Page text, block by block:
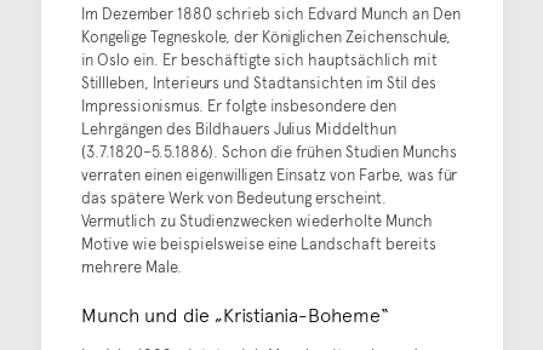
Im Dezember 1880 schrieb sich Edvard Munch an Den
Kongelige Tegneskole, der Königlichen Zeichenschule,
in Oslo ein. Er beschäftigte sich hauptsächlich mit
Stillleben, Interieurs und Stadtansichten im Stil des
Impressionismus. Er folgte insbesondere den
Lehrgängen des Bildhauers Julius Middelthun
(3.7.1820–5.5.1886). Schon die frühen Studien Munchs
verraten einen eigenwilligen Einsatz von Farbe, was für
das spätere Werk von Bedeutung erscheint.
Vermutlich zu Studienzwecken wiederholte Munch
Motive wie beispielsweise eine Landschaft bereits
mehrere Male.
Munch und die „Kristiania-Boheme“